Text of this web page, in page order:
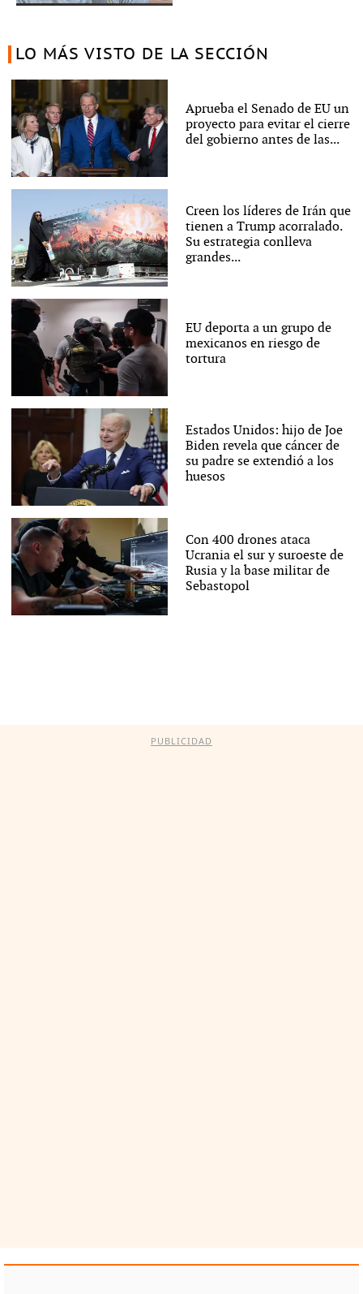
LO MÁS VISTO DE LA SECCIÓN
Aprueba el Senado de EU un
proyecto para evitar el cierre
del gobierno antes de las...
Creen los líderes de Irán que
tienen a Trump acorralado.
Su estrategia conlleva
grandes...
EU deporta a un grupo de
mexicanos en riesgo de
tortura
Estados Unidos: hijo de Joe
Biden revela que cáncer de
su padre se extendió a los
huesos
Con 400 drones ataca
Ucrania el sur y suroeste de
Rusia y la base militar de
Sebastopol
PUBLICIDAD